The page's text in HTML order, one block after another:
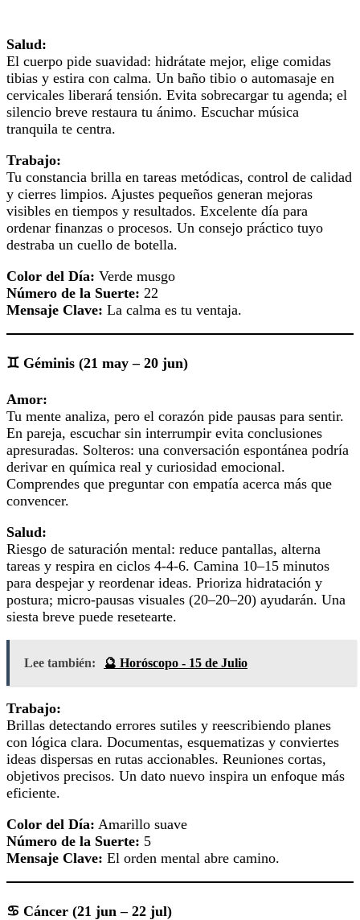
Salud:
El cuerpo pide suavidad: hidrátate mejor, elige comidas
tibias y estira con calma. Un baño tibio o automasaje en
cervicales liberará tensión. Evita sobrecargar tu agenda; el
silencio breve restaura tu ánimo. Escuchar música
tranquila te centra.
Trabajo:
Tu constancia brilla en tareas metódicas, control de calidad
y cierres limpios. Ajustes pequeños generan mejoras
visibles en tiempos y resultados. Excelente día para
ordenar finanzas o procesos. Un consejo práctico tuyo
destraba un cuello de botella.
Color del Día: Verde musgo
Número de la Suerte: 22
Mensaje Clave: La calma es tu ventaja.
♊ Géminis (21 may – 20 jun)
Amor:
Tu mente analiza, pero el corazón pide pausas para sentir.
En pareja, escuchar sin interrumpir evita conclusiones
apresuradas. Solteros: una conversación espontánea podría
derivar en química real y curiosidad emocional.
Comprendes que preguntar con empatía acerca más que
convencer.
Salud:
Riesgo de saturación mental: reduce pantallas, alterna
tareas y respira en ciclos 4‑4‑6. Camina 10–15 minutos
para despejar y reordenar ideas. Prioriza hidratación y
postura; micro‑pausas visuales (20–20–20) ayudarán. Una
siesta breve puede resetearte.
Lee también: 🔮 Horóscopo - 15 de Julio
Trabajo:
Brillas detectando errores sutiles y reescribiendo planes
con lógica clara. Documentas, esquematizas y conviertes
ideas dispersas en rutas accionables. Reuniones cortas,
objetivos precisos. Un dato nuevo inspira un enfoque más
eficiente.
Color del Día: Amarillo suave
Número de la Suerte: 5
Mensaje Clave: El orden mental abre camino.
♋ Cáncer (21 jun – 22 jul)